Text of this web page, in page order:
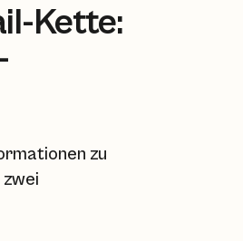
Kette:
zu